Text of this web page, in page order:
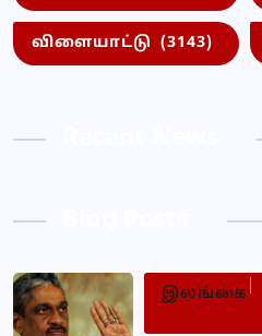
விளையாட்டு (3143)
இலங்கை